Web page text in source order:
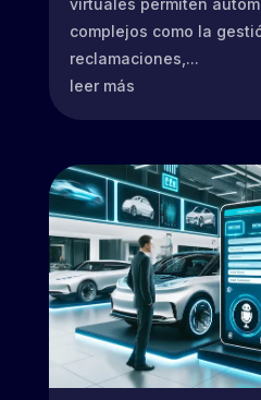
complejos como la
reclamaciones,...
leer más